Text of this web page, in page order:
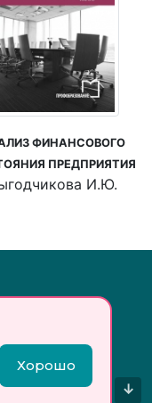
Хорошо
ФИНАНСОВОГО
ПРЕДПРИЯТИЯ
И.Ю.
↓